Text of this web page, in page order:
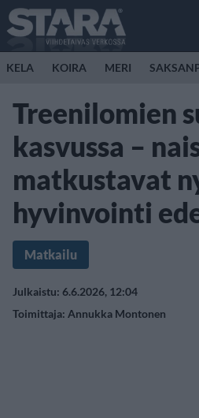
KELA KOIRA MERI
Treenilomien
kasvussa –
matkustavat
hyvinvointi
Matkailu
Julkaistu: 6.6.2026, 12:04
Toimittaja: Annukka Montonen